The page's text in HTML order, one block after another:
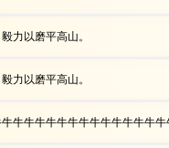
力以磨平高山。
力以磨平高山。
牛牛牛牛牛牛牛牛牛牛牛牛牛